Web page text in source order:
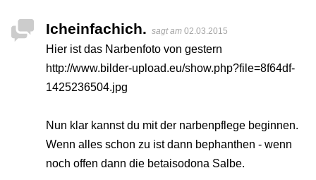
Icheinfachich. sagt am 02.03.2015
Hier ist das Narbenfoto von gestern
http://www.bilder-upload.eu/show.php?file=8f64df-
1425236504.jpg
Nun klar kannst du mit der narbenpflege beginnen.
Wenn alles schon zu ist dann bephanthen - wenn
noch offen dann die betaisodona Salbe.